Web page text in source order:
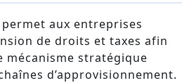
aux entreprises
de droits et taxes afin
mécanisme stratégique
d’approvisionnement.